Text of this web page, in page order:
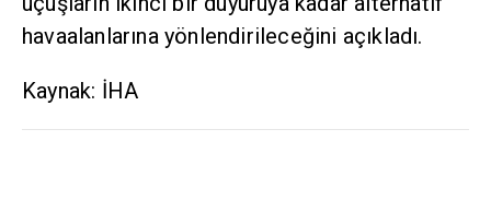
havaalanlarına yönlendirileceğini açıkladı.
Kaynak: İHA